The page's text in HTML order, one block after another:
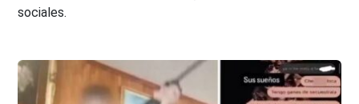
sociales.